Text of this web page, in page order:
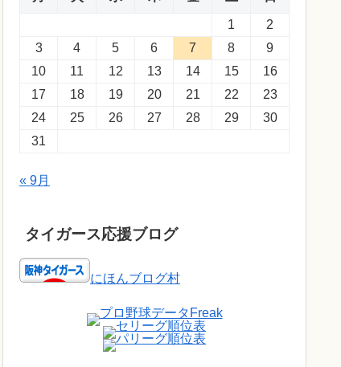
1
2
3
4 5 6 7 8
9
10
11 12 13 14 15
16
17
18 19 20 21 22
23
24
25 26 27 28 29
30
31
« 9月
タイガース応援ブログ
にほんブログ村